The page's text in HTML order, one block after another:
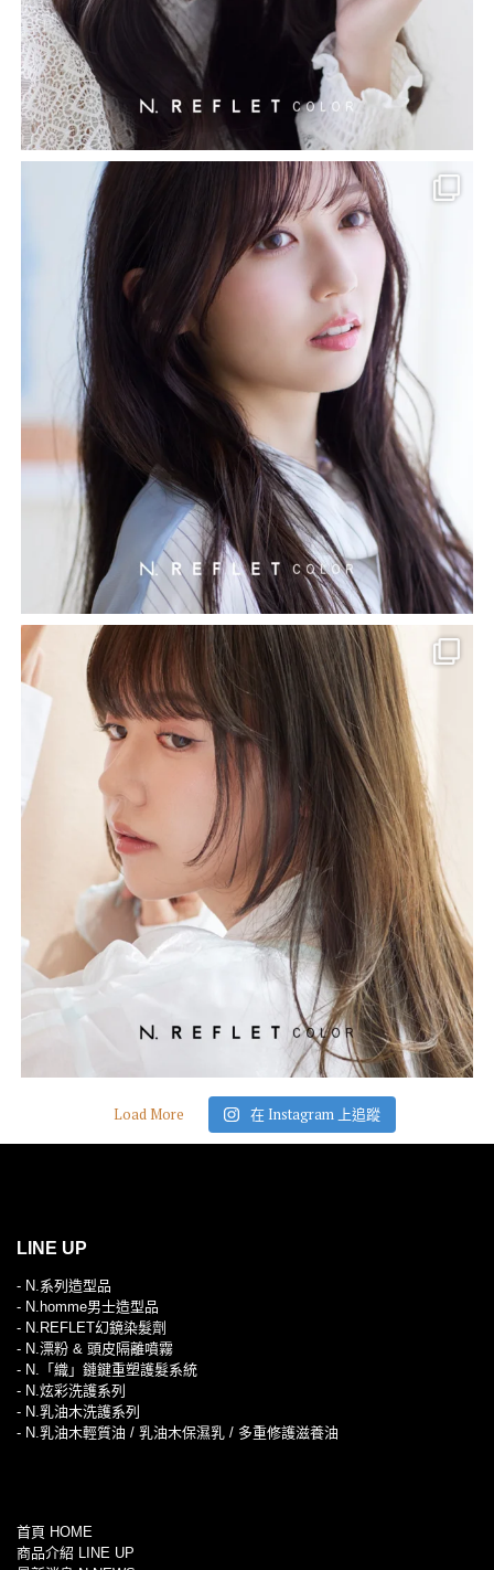
Load More 在 Instagram 上追蹤
LINE UP
- N.系列造型品
- N.homme男士造型品
- N.REFLET幻鏡染髮劑
- N.漂粉 & 頭皮隔離噴霧
- N.「織」鏈鍵重塑護髮系統
- N.炫彩洗護系列
- N.乳油木洗護系列
- N.乳油木輕質油 / 乳油木保濕乳 / 多重修護滋養油
首頁 HOME
商品介紹 LINE UP